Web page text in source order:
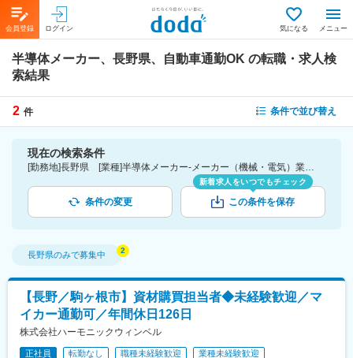
会員登録 ログイン 気になる メニュー
半導体メーカー、長野県、自動車通勤OK の転職・求人検
索結果
2 件 条件で並び替え
現在の検索条件
[勤務地]長野県 [業種]半導体メーカー-メーカー（機械・電気）業界 [詳細条件](会社・職場の環境)自動車通勤OK
条件の変更
新着求人をいつでもチェック
この条件を保存
長野県のみで募集中
【長野／駒ヶ根市】資材購買担当者◆未経験歓迎／マ
イカー通勤可／年間休日126日
株式会社ハーモニックウィンベル
正社員 転勤なし 職種未経験歓迎 業種未経験歓迎